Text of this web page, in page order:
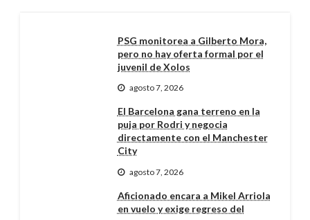
PSG monitorea a Gilberto Mora,
pero no hay oferta formal por el
juvenil de Xolos
agosto 7, 2026
El Barcelona gana terreno en la
puja por Rodri y negocia
directamente con el Manchester
City
agosto 7, 2026
Aficionado encara a Mikel Arriola
en vuelo y exige regreso del